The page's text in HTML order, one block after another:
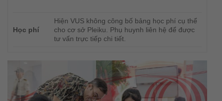
Học phí
Hiện VUS không công bố bảng học phí cụ thể
cho cơ sở Pleiku. Phụ huynh liên hệ để được
tư vấn trực tiếp chi tiết.